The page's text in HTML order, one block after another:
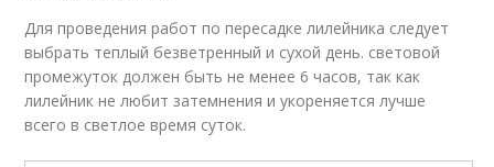
Для проведения работ по пересадке лилейника следует
выбрать теплый безветренный и сухой день. световой
промежуток должен быть не менее 6 часов, так как
лилейник не любит затемнения и укореняется лучше
всего в светлое время суток.